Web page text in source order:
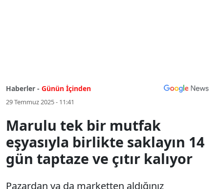
Haberler - Günün İçinden
29 Temmuz 2025 - 11:41
Marulu tek bir mutfak
eşyasıyla birlikte saklayın 14
gün taptaze ve çıtır kalıyor
Pazardan ya da marketten aldığınız